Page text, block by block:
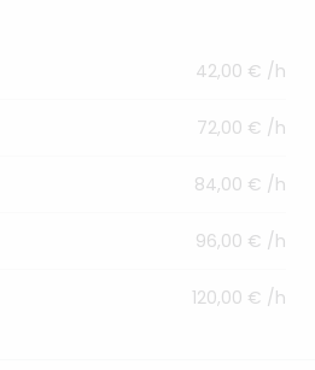
42,00 € /h
72,00 € /h
84,00 € /h
96,00 € /h
120,00 € /h